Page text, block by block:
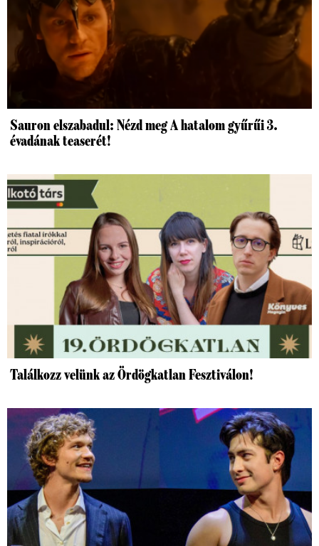
Sauron elszabadul: Nézd meg A hatalom gyűrűi 3.
évadának teaserét!
Találkozz velünk az Ördögkatlan Fesztiválon!